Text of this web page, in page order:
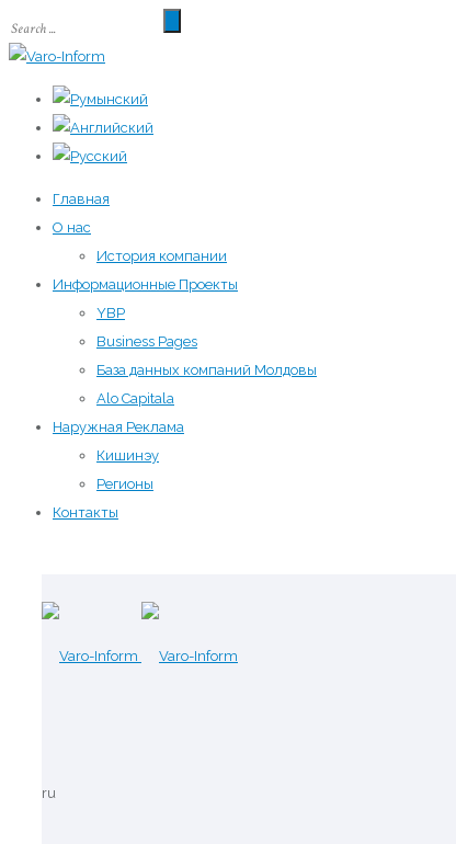
Главная
О нас
История компании
Информационные Проекты
YBP
Business Pages
База данных компаний Молдовы
Alo Capitala
Наружная Реклама
Кишинэу
Регионы
Контакты
ru